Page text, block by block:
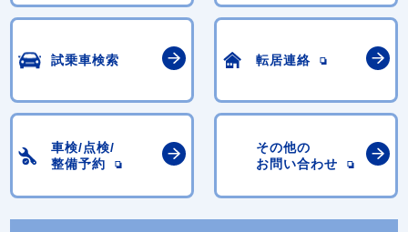
試乗車検索 転居連絡
車検/点検/
整備予約
その他の
お問い合わせ